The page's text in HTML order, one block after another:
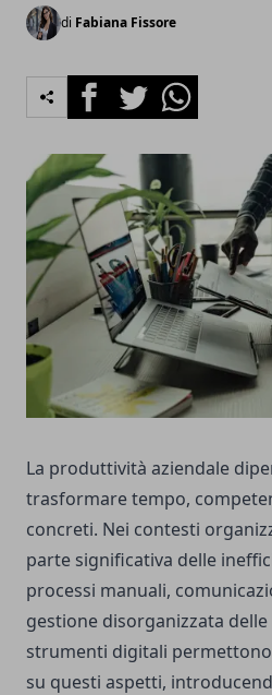
di Fabiana Fissore
FacebookTwitterWhatsapp
La produttività aziendale
trasformare tempo,
concreti. Nei contesti
parte significativa delle
processi manuali,
gestione disorganizzata
strumenti digitali
su questi aspetti,